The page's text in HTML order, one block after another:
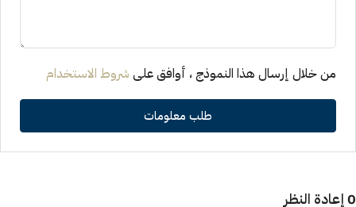
من خلال إرسال هذا النموذج ، أوافق على شروط الاستخدام
طلب معلومات
0 إعادة النظر